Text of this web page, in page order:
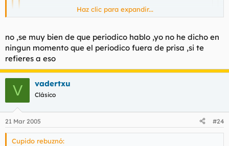
si es asi lo que me suena raro es la cantidad de peperos
que pierden el tiempo leyendolo
Estás confundiendo "el periodista digital" con otro periódico
Haz clic para expandir...
no ,se muy bien de que periodico hablo ,yo no he dicho en
ningun momento que el periodico fuera de prisa ,si te
refieres a eso
V vadertxu
Clásico
21 Mar 2005 #24
Cupido rebuznó: